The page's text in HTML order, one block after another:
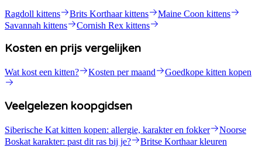
Ragdoll kittens Brits Korthaar kittens
Maine Coon kittens
Savannah kittens
Cornish Rex kittens
Kosten en prijs vergelijken
Wat kost een kitten? Kosten per maand Goedkope kitten kopen
Veelgelezen koopgidsen
Siberische Kat kitten kopen: allergie, karakter en fokker
Noorse
Boskat karakter: past dit ras bij je?
Britse Korthaar kleuren